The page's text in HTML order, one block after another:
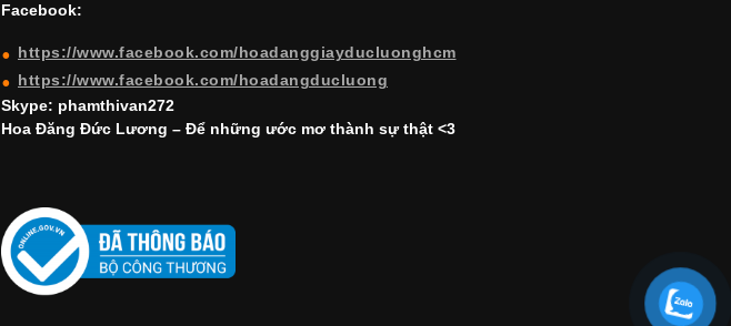
Facebook:
https://www.facebook.com/hoadanggiayducluonghcm
https://www.facebook.com/hoadangducluong
Skype: phamthivan272
Hoa Đăng Đức Lương – Để những ước mơ thành sự thật <3